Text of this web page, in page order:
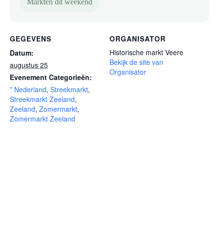
GEGEVENS
Datum:
augustus 25
Evenement Categorieën:
* Nederland, Streekmarkt,
Streekmarkt Zeeland,
Zeeland, Zomermarkt,
Zomermarkt Zeeland
ORGANISATOR
Historische markt Veere
Bekijk de site van
Organisator